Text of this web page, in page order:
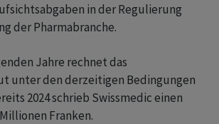
in der Regulierung
der Pharmabranche.
Jahre rechnet das
unter den derzeitigen Bedingungen
2024 schrieb Swissmedic einen
Franken.